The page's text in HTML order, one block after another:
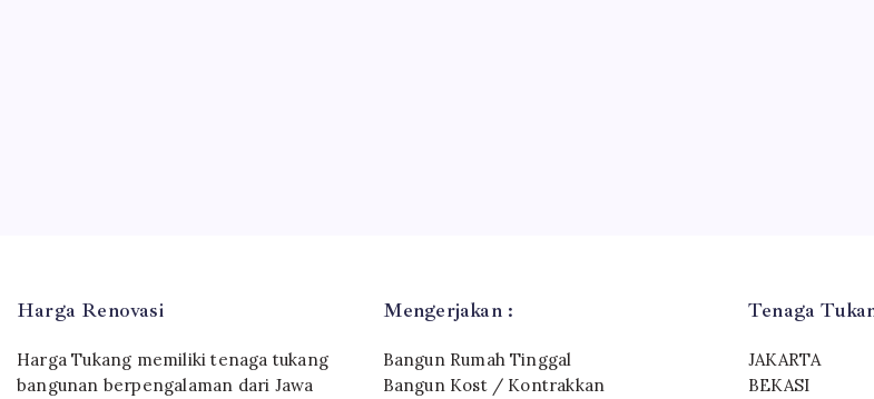
Harga Renovasi
Harga Tukang memiliki tenaga tukang
bangunan berpengalaman dari Jawa
Mengerjakan :
Bangun Rumah Tinggal
Bangun Kost / Kontrakkan
Tenaga
JAKARTA
BEKASI